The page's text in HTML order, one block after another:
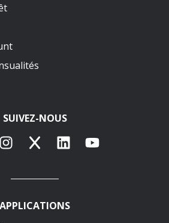
SUIVEZ-NOUS
Instagram
X LinkedInYouTube
APPLICATIONS